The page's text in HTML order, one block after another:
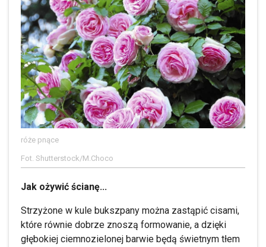
róże pnące
Fot. Shutterstock/M.Choco
Jak ożywić ścianę...
Strzyżone w kule bukszpany można zastąpić cisami,
które równie dobrze znoszą formowanie, a dzięki
głębokiej ciemnozielonej barwie będą świetnym tłem